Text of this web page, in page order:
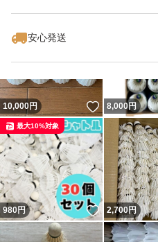
安心発送
10,000円 いいね！
8,000円
980円 いいね！
最大10%対象
2,700円